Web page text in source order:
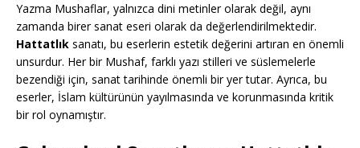
Yazma Mushaflar, yalnızca dini metinler olarak değil, aynı
zamanda birer sanat eseri olarak da değerlendirilmektedir.
Hattatlık sanatı, bu eserlerin estetik değerini artıran en önemli
unsurdur. Her bir Mushaf, farklı yazı stilleri ve süslemelerle
bezendiği için, sanat tarihinde önemli bir yer tutar. Ayrıca, bu
eserler, İslam kültürünün yayılmasında ve korunmasında kritik
bir rol oynamıştır.